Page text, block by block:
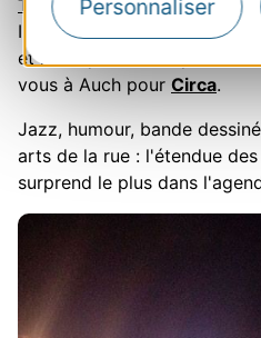
Personnaliser
Toulouse les Orguesfait
Internationales de la Guitare
et le cirque contemporain
vous à Auch pour Circa.
Jazz, humour, bande
arts de la rue : l'étendue
surprend le plus dans